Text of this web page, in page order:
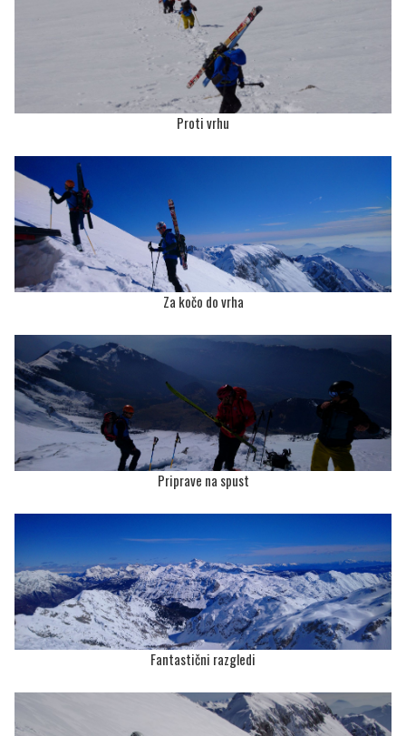
Proti vrhu
Za kočo do vrha
Priprave na spust
Fantastični razgledi